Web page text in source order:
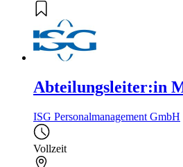
Abteilungsleiter:in
ISG Personalmanagement GmbH
Vollzeit